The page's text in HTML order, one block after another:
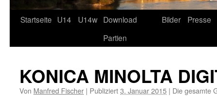
Zum
Startseite U14 U14w Download
Partien
Bilder Presse
KONICA MINOLTA
Von Manfred Fischer | Publiziert3. Januar 2015 | Die gesamte